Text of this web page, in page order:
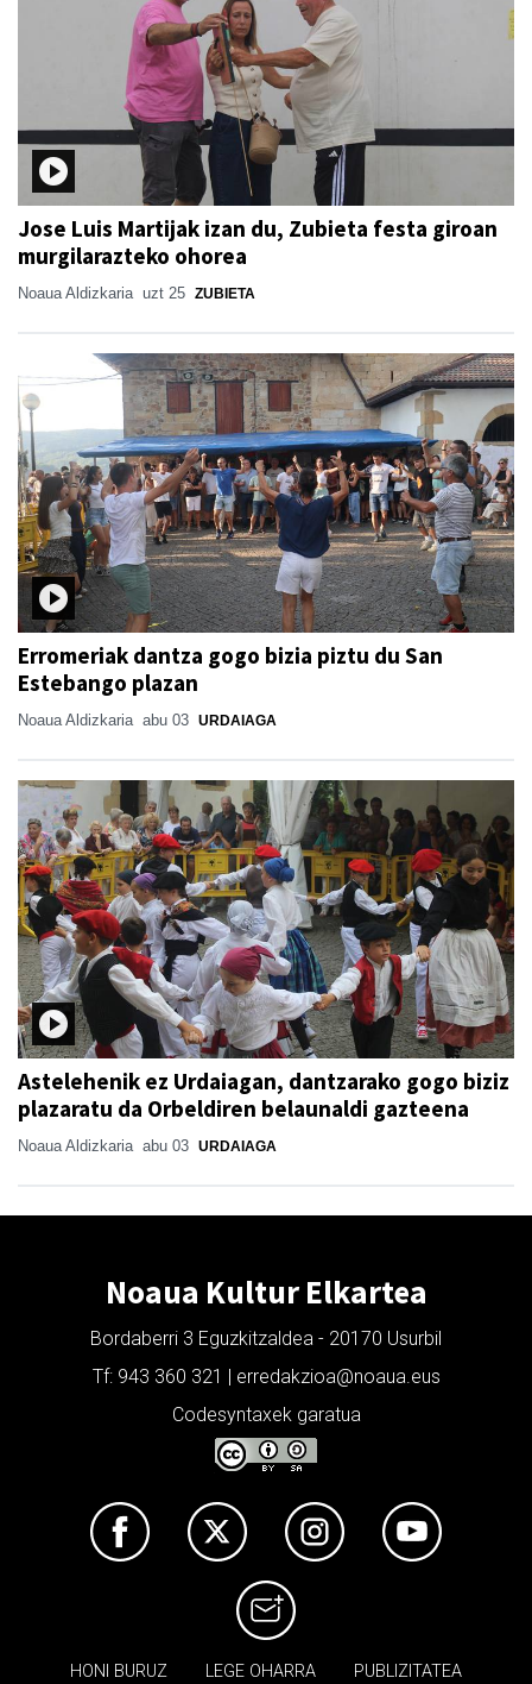
Jose Luis Martijak izan du, Zubieta festa giroan
murgilarazteko ohorea
Noaua Aldizkaria uzt 25 ZUBIETA
Erromeriak dantza gogo bizia piztu du San
Estebango plazan
Noaua Aldizkaria abu 03 URDAIAGA
Astelehenik ez Urdaiagan, dantzarako gogo biziz
plazaratu da Orbeldiren belaunaldi gazteena
Noaua Aldizkaria abu 03 URDAIAGA
Noaua Kultur Elkartea
Bordaberri 3 Eguzkitzaldea - 20170 Usurbil
Tf: 943 360 321 | erredakzioa@noaua.eus
Codesyntaxek garatua
HONI BURUZ LEGE OHARRA PUBLIZITATEA